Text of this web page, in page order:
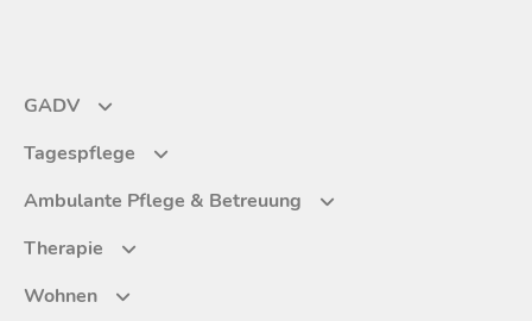
GADV
GADV
Über uns
Karriere
Partner werden
Tagespflege
Tagespflege
Einrichtungskonzept
Tagesstruktur
Ambulante Pflege & Betreuung
Ambulante Pflege & Betreuung
Einrichtungskonzept
Therapie
Therapie
Wohnen